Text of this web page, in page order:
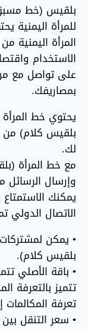
بلقيس (خط
للمرأة اليمنية
المرأة
الاستخدام
على تواصل مع
بمصاريفك.
يحتوي خط
بلقيس كلام) من
لك.
مع خط المرأة
وإرسال الرسائل
يمكنك
الاتصال
• يمكن
بلقيس كلام).
• باقة الأصلي
تتميز بالتعرفة
تعرفة المكالمات إلى 0.2
• سعر التنقل بين